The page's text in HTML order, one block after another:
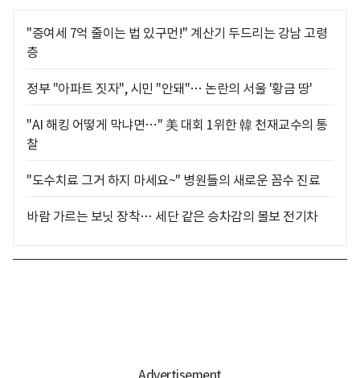
"증여세 7억 줄이는 법 있구먼!" 계산기 두드리는 강남 고령
층
정부 "아파트 짓자", 시민 "안돼"… 논란의 서울 '황금 땅'
"AI 해킹 어떻게 막냐면…" 美 대회 1위한 韓 천재교수의 통
찰
"도수치료 그거 하지 마세요~" 병원들의 새로운 꼼수 진료
바람 가르는 보닛 장착… 세단 같은 승차감의 볼보 전기차